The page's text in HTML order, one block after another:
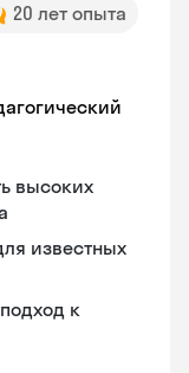
20 лет опыта
высоких
известных
к